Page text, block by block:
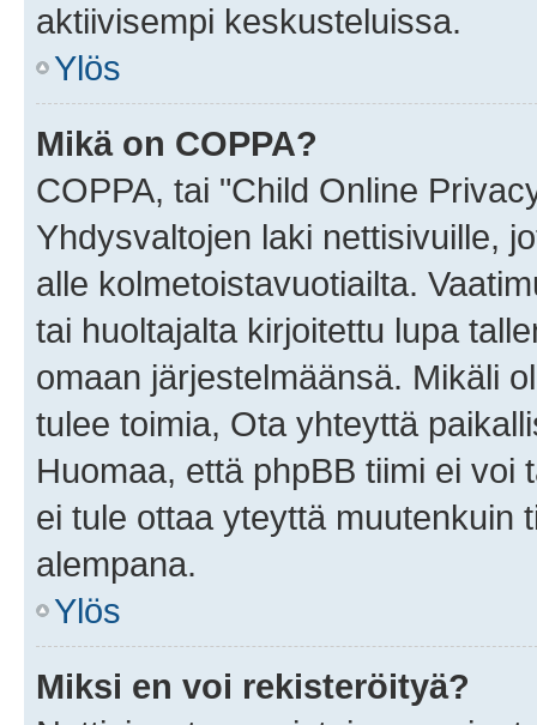
aktiivisempi keskusteluissa.
Ylös
Mikä on COPPA?
COPPA, tai "Child Online
Yhdysvaltojen laki nettisivuille,
alle kolmetoistavuotiailta.
tai huoltajalta kirjoitettu lupa
omaan järjestelmäänsä. Mikäli
tulee toimia, Ota yhteyttä
Huomaa, että phpBB tiimi ei
ei tule ottaa yteyttä muutenkuin
alempana.
Ylös
Miksi en voi rekisteröityä?